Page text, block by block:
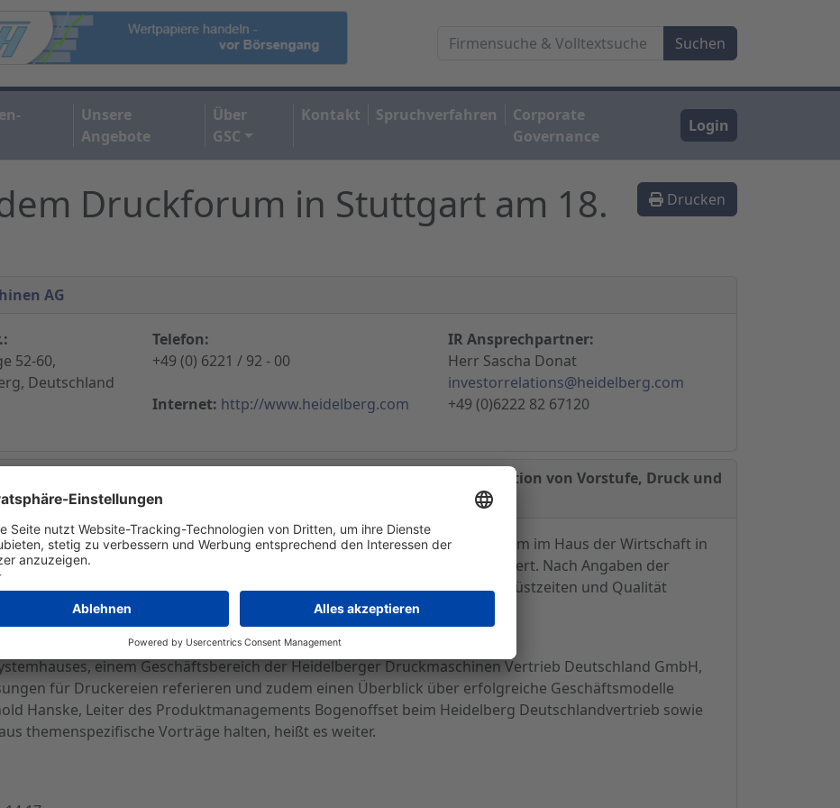
Unsere
Angebote
Über
GSC
Kontakt Spruchverfahren
Corporate
Governance
Login
Drucken
Druckforum in Stuttgart am 18.
AG
52-60,
Deutschland
Telefon:
+49 (0) 6221 / 92 - 00
Internet: http://www.heidelberg.com
IR Ansprechpartner:
Herr Sascha Donat
investorrelations@heidelberg.com
+49 (0)6222 82 67120
am 18. Januar 2003 - Verbesserungsmöglichkeiten bei Integration von Vorstufe, Druck und
gibt bekannt, dass sie am 18. Januar 2003 ab 10.00 Uhr auf dem Druckforum im Haus der Wirtschaft in
bei der Integration von Vorstufe, Druck und Weiterverarbeitung präsentiert. Nach Angaben der
Lösungen und Schnittstellenstandards mit signifikantem Einfluss auf Rüstzeiten und Qualität
Erfolg von Unternehmen.
einem Geschäftsbereich der Heidelberger Druckmaschinen Vertrieb Deutschland GmbH,
für Druckereien referieren und zudem einen Überblick über erfolgreiche Geschäftsmodelle
Hanske, Leiter des Produktmanagements Bogenoffset beim Heidelberg Deutschlandvertrieb sowie
themenspezifische Vorträge halten, heißt es weiter.